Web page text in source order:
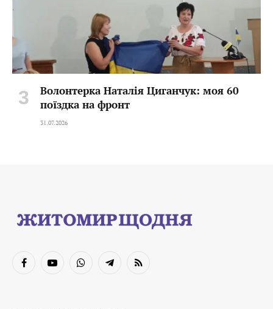
Волонтерка Наталія Циганчук: моя 60
поїздка на фронт
31.07.2026
FacebookYouTubeWhatsAppTelegramRSS